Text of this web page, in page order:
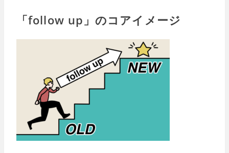
「follow up」のコアイメージ